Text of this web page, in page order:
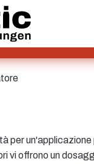
Borsa e Bag-in-Box
per
vi offrono un